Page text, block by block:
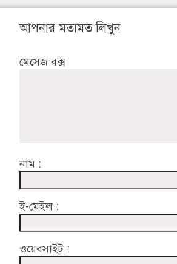
আপনার মতামত লিখুন
মেসেজ বক্স
নাম :
ই-মেইল :
ওয়েবসাইট :